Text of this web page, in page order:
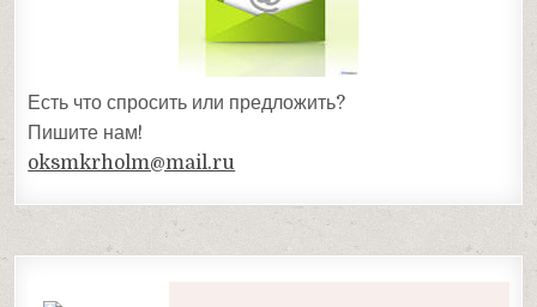
Есть что спросить или предложить?
Пишите нам!
oksmkrholm@mail.ru